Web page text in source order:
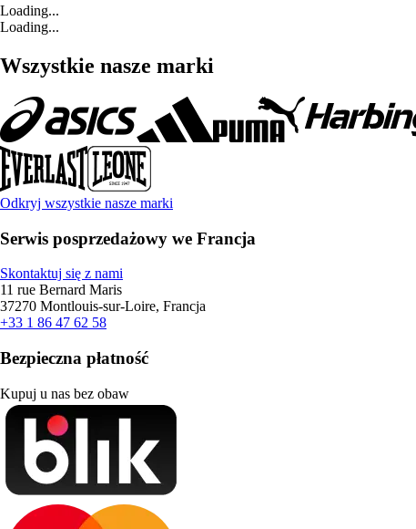
Loading...
Loading...
Wszystkie nasze marki
Odkryj wszystkie nasze marki
Serwis posprzedażowy we Francja
Skontaktuj się z nami
11 rue Bernard Maris
37270 Montlouis-sur-Loire, Francja
+33 1 86 47 62 58
Bezpieczna płatność
Kupuj u nas bez obaw